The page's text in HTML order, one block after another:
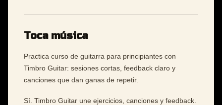
Toca música
Practica curso de guitarra para principiantes con
Timbro Guitar: sesiones cortas, feedback claro y
canciones que dan ganas de repetir.
Sí. Timbro Guitar une ejercicios, canciones y feedback.